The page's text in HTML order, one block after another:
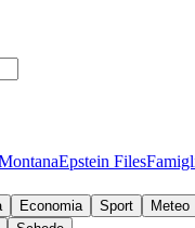
Epstein Files
Economia Sport
Meteo